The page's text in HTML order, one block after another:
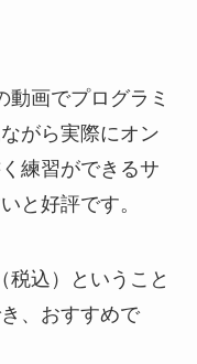
動画でプログラミ
がら実際にオン
練習ができるサ
と好評です。
税込）ということ
、おすすめで